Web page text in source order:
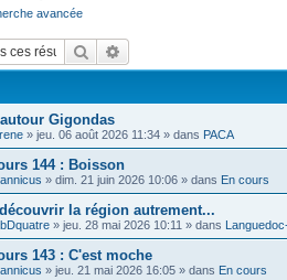
avancée
Rechercher
Gigondas
» jeu. 06 août 2026 11:34 » dans PACA
144 : Boisson
» dim. 21 juin 2026 10:06 » dans En cours
la région autrement...
» jeu. 28 mai 2026 10:11 » dans
143 : C'est moche
» jeu. 21 mai 2026 16:05 » dans En cours